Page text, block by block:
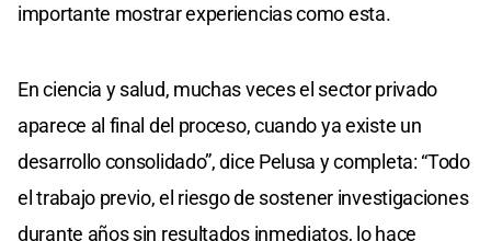
importante mostrar experiencias como esta.
En ciencia y salud, muchas veces el sector privado
aparece al final del proceso, cuando ya existe un
desarrollo consolidado”, dice Pelusa y completa: “Todo
el trabajo previo, el riesgo de sostener investigaciones
durante años sin resultados inmediatos, lo hace